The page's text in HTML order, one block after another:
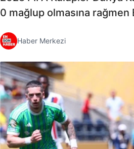
0 mağlup olmasına
Haber Merkezi